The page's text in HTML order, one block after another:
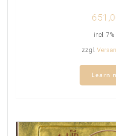
incl. 7%
zzgl.
Learn